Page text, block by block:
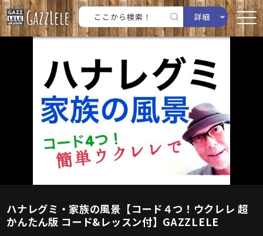
詳細
ハナレグミ・家族の風景【コード４つ！ウクレレ 超
かんたん版 コード&レッスン付】GAZZLELE